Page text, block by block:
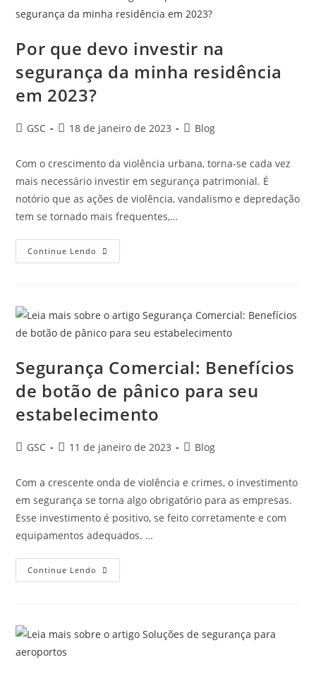
Por que devo investir na
segurança da minha residência
em 2023?
GSC 18 de janeiro de 2023 Blog
Com o crescimento da violência urbana, torna-se cada vez
mais necessário investir em segurança patrimonial. É
notório que as ações de violência, vandalismo e depredação
tem se tornado mais frequentes,…
Continue Lendo
Segurança Comercial: Benefícios
de botão de pânico para seu
estabelecimento
GSC 11 de janeiro de 2023 Blog
Com a crescente onda de violência e crimes, o investimento
em segurança se torna algo obrigatório para as empresas.
Esse investimento é positivo, se feito corretamente e com
equipamentos adequados. …
Continue Lendo